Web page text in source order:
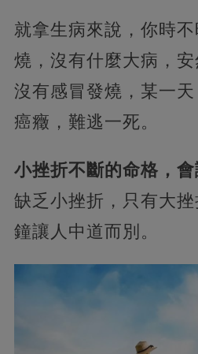
就拿生病來說，你時
燒，沒有什麼大病，
沒有感冒發燒，某一
癌癥，難逃一死。
小挫折不斷的命格，會
缺乏小挫折，只有大
鐘讓人中道而別。